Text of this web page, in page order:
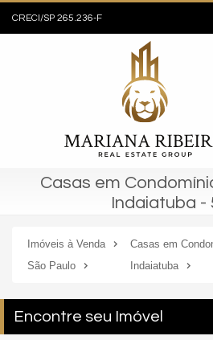
CRECI/SP 265.236-F
Casas em
Indaiatuba -
Imóveis à Venda
Casas em
São Paulo
Indaiatuba
Encontre seu Imóvel